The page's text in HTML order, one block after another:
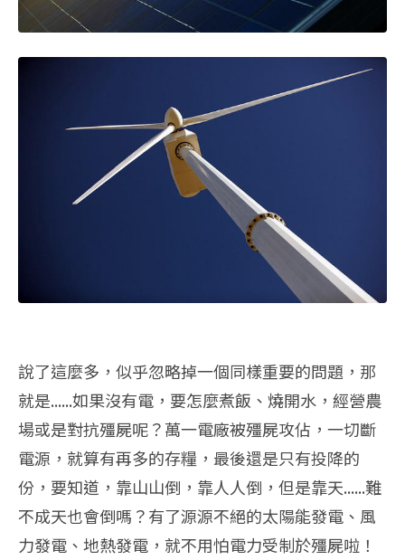
說了這麼多，似乎忽略掉一個同樣重要的問題，那
就是......如果沒有電，要怎麼煮飯、燒開水，經營農
場或是對抗殭屍呢？萬一電廠被殭屍攻佔，一切斷
電源，就算有再多的存糧，最後還是只有投降的
份，要知道，靠山山倒，靠人人倒，但是靠天......難
不成天也會倒嗎？有了源源不絕的太陽能發電、風
力發電、地熱發電，就不用怕電力受制於殭屍啦！